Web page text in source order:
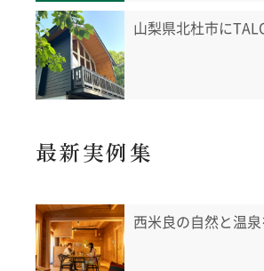
山梨県北杜市に
最新実例集
西米良の自然と温